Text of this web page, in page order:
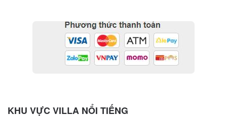
KHU VỰC VILLA NỔI TIẾNG